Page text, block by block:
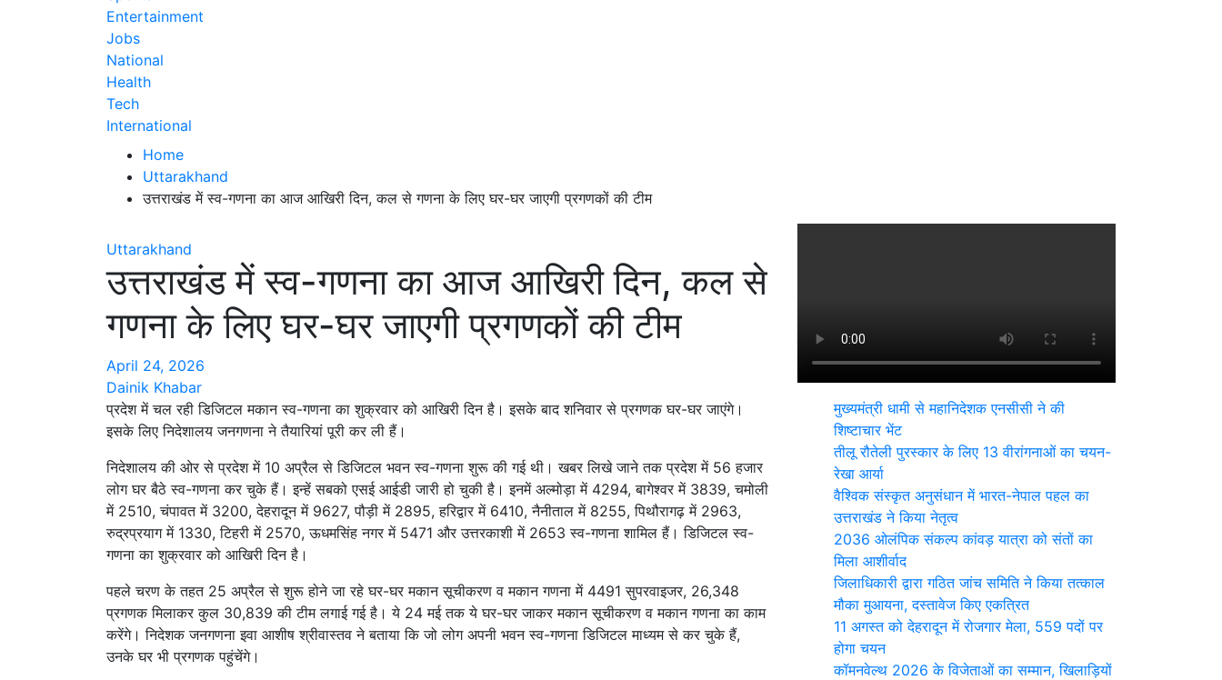
Entertainment
Jobs
National
Health
Tech
International
Home
Uttarakhand
उत्तराखंड में स्व-गणना का आज आखिरी दिन, कल से गणना के लिए घर-घर जाएगी प्रगणकों की टीम
Uttarakhand
उत्तराखंड में स्व-गणना का आज आखिरी दिन, कल से
गणना के लिए घर-घर जाएगी प्रगणकों की टीम
April 24, 2026
Dainik Khabar
प्रदेश में चल रही डिजिटल मकान स्व-गणना का शुक्रवार को आखिरी दिन है। इसके बाद शनिवार से प्रगणक घर-घर जाएंगे।
इसके लिए निदेशालय जनगणना ने तैयारियां पूरी कर ली हैं।
निदेशालय की ओर से प्रदेश में 10 अप्रैल से डिजिटल भवन स्व-गणना शुरू की गई थी। खबर लिखे जाने तक प्रदेश में 56 हजार
लोग घर बैठे स्व-गणना कर चुके हैं। इन्हें सबको एसई आईडी जारी हो चुकी है। इनमें अल्मोड़ा में 4294, बागेश्वर में 3839, चमोली
में 2510, चंपावत में 3200, देहरादून में 9627, पौड़ी में 2895, हरिद्वार में 6410, नैनीताल में 8255, पिथौरागढ़ में 2963,
रुद्रप्रयाग में 1330, टिहरी में 2570, ऊधमसिंह नगर में 5471 और उत्तरकाशी में 2653 स्व-गणना शामिल हैं। डिजिटल स्व-
गणना का शुक्रवार को आखिरी दिन है।
पहले चरण के तहत 25 अप्रैल से शुरू होने जा रहे घर-घर मकान सूचीकरण व मकान गणना में 4491 सुपरवाइजर, 26,348
प्रगणक मिलाकर कुल 30,839 की टीम लगाई गई है। ये 24 मई तक ये घर-घर जाकर मकान सूचीकरण व मकान गणना का काम
करेंगे। निदेशक जनगणना इवा आशीष श्रीवास्तव ने बताया कि जो लोग अपनी भवन स्व-गणना डिजिटल माध्यम से कर चुके हैं,
उनके घर भी प्रगणक पहुंचेंगे।
मुख्यमंत्री धामी से महानिदेशक एनसीसी ने की
शिष्टाचार भेंट
तीलू रौतेली पुरस्कार के लिए 13 वीरांगनाओं का चयन-
रेखा आर्या
वैश्विक संस्कृत अनुसंधान में भारत-नेपाल पहल का
उत्तराखंड ने किया नेतृत्व
2036 ओलंपिक संकल्प कांवड़ यात्रा को संतों का
मिला आशीर्वाद
जिलाधिकारी द्वारा गठित जांच समिति ने किया तत्काल
मौका मुआयना, दस्तावेज किए एकत्रित
11 अगस्त को देहरादून में रोजगार मेला, 559 पदों पर
होगा चयन
कॉमनवेल्थ 2026 के विजेताओं का सम्मान, खिलाड़ियों